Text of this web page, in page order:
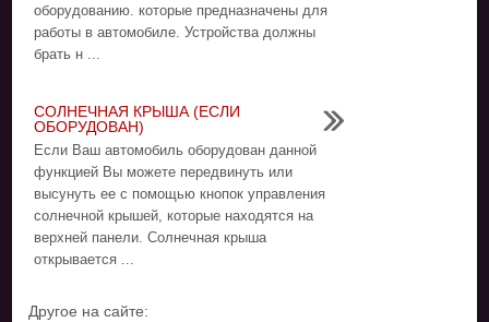
оборудованию. которые предназначены для
работы в автомобиле. Устройства должны
брать н ...
СОЛНЕЧНАЯ КРЫША (ЕСЛИ
ОБОРУДОВАН)
Если Ваш автомобиль оборудован данной
функцией Вы можете передвинуть или
высунуть ее с помощью кнопок управления
солнечной крышей, которые находятся на
верхней панели. Солнечная крыша
открывается ...
Другое на сайте: